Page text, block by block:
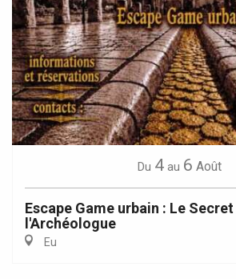
Du 4 au 6 Août
Escape Game urbain : Le
l'Archéologue
Eu